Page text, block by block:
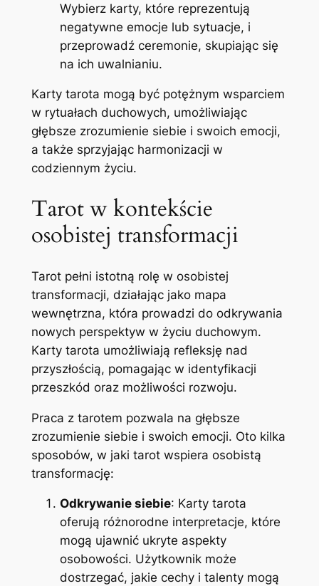
Wybierz karty, które reprezentują
negatywne emocje lub sytuacje, i
przeprowadź ceremonie, skupiając się
na ich uwalnianiu.
Karty tarota mogą być potężnym wsparciem
w rytuałach duchowych, umożliwiając
głębsze zrozumienie siebie i swoich emocji,
a także sprzyjając harmonizacji w
codziennym życiu.
Tarot w kontekście
osobistej transformacji
Tarot pełni istotną rolę w osobistej
transformacji, działając jako mapa
wewnętrzna, która prowadzi do odkrywania
nowych perspektyw w życiu duchowym.
Karty tarota umożliwiają refleksję nad
przyszłością, pomagając w identyfikacji
przeszkód oraz możliwości rozwoju.
Praca z tarotem pozwala na głębsze
zrozumienie siebie i swoich emocji. Oto kilka
sposobów, w jaki tarot wspiera osobistą
transformację:
Odkrywanie siebie: Karty tarota
oferują różnorodne interpretacje, które
mogą ujawnić ukryte aspekty
osobowości. Użytkownik może
dostrzegać, jakie cechy i talenty mogą